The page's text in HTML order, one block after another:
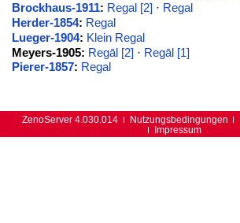
Brockhaus-1911: Regal [2] · Regal
Herder-1854: Regal
Lueger-1904: Klein Regal
Meyers-1905: Regāl [2] · Regāl [1]
Pierer-1857: Regal
ZenoServer 4.030.014 Nutzungsbedingungen
Impressum